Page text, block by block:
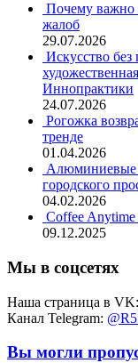
Почему важно
жалоб
29.07.2026
Искусство
Иннопрактики
24.07.2026
Рогожка
тренде
01.04.2026
Алюминиевые
городского
04.02.2026
Coffee
09.12.2025
Мы в соцсетях
Наша страница в VK:
Канал Telegram:
Вы могли